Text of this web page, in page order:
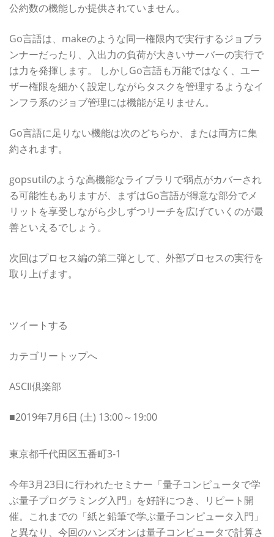
公約数の機能しか提供されていません。
Go言語は、makeのような同一権限内で実行するジョブラ
ンナーだったり、入出力の負荷が大きいサーバーの実行で
は力を発揮します。 しかしGo言語も万能ではなく、ユー
ザー権限を細かく設定しながらタスクを管理するようなイ
ンフラ系のジョブ管理には機能が足りません。
Go言語に足りない機能は次のどちらか、または両方に集
約されます。
gopsutilのような高機能なライブラリで弱点がカバーされ
る可能性もありますが、まずはGo言語が得意な部分でメ
リットを享受しながら少しずつリーチを広げていくのが最
善といえるでしょう。
次回はプロセス編の第二弾として、外部プロセスの実行を
取り上げます。
ツイートする
カテゴリートップへ
ASCII倶楽部
■2019年7月6日 (土) 13:00～19:00
東京都千代田区五番町3-1
今年3月23日に行われたセミナー「量子コンピュータで学
ぶ量子プログラミング入門」を好評につき、リピート開
催。これまでの「紙と鉛筆で学ぶ量子コンピュータ入門」
と異なり、今回のハンズオンは量子コンピュータで計算さ